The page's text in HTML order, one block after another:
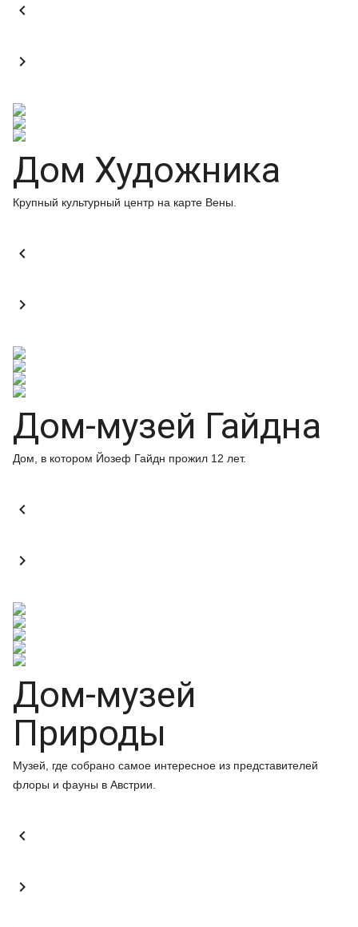


Дом Художника
Крупный культурный центр на карте Вены.


Дом-музей Гайдна
Дом, в котором Йозеф Гайдн прожил 12 лет.


Дом-музей
Природы
Музей, где собрано самое интересное из представителей
флоры и фауны в Австрии.

